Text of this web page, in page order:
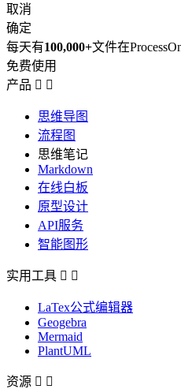
取消
确定
每天有100,000+文件在
免费使用
产品  
思维导图
流程图
思维笔记
Markdown
在线白板
原型设计
API服务
智能图形
实用工具  
LaTex公式编辑器
Geogebra
Mermaid
PlantUML
资源  